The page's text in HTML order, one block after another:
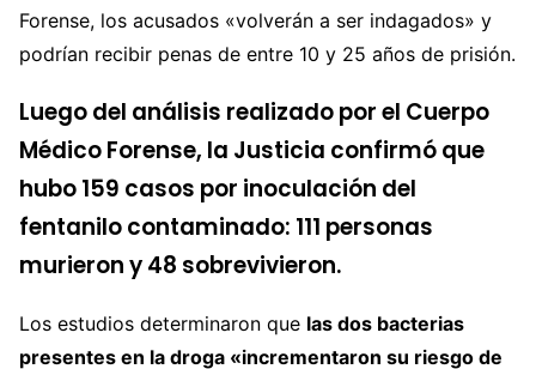
Forense, los acusados «volverán a ser indagados» y
podrían recibir penas de entre 10 y 25 años de prisión.
Luego del análisis realizado por el Cuerpo
Médico Forense, la Justicia confirmó que
hubo 159 casos por inoculación del
fentanilo contaminado: 111 personas
murieron y 48 sobrevivieron.
Los estudios determinaron que las dos bacterias
presentes en la droga «incrementaron su riesgo de